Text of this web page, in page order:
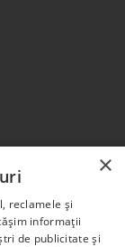
mod obligatoriu
prin
×
reclamele și
informații
de publicitate și